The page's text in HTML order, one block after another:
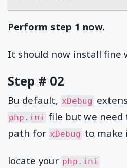
Perform step 1 now.
It should now install fine
Step # 02
Bu default, xDebug
php.ini file but we need
path for xDebug to make
locate your php.ini